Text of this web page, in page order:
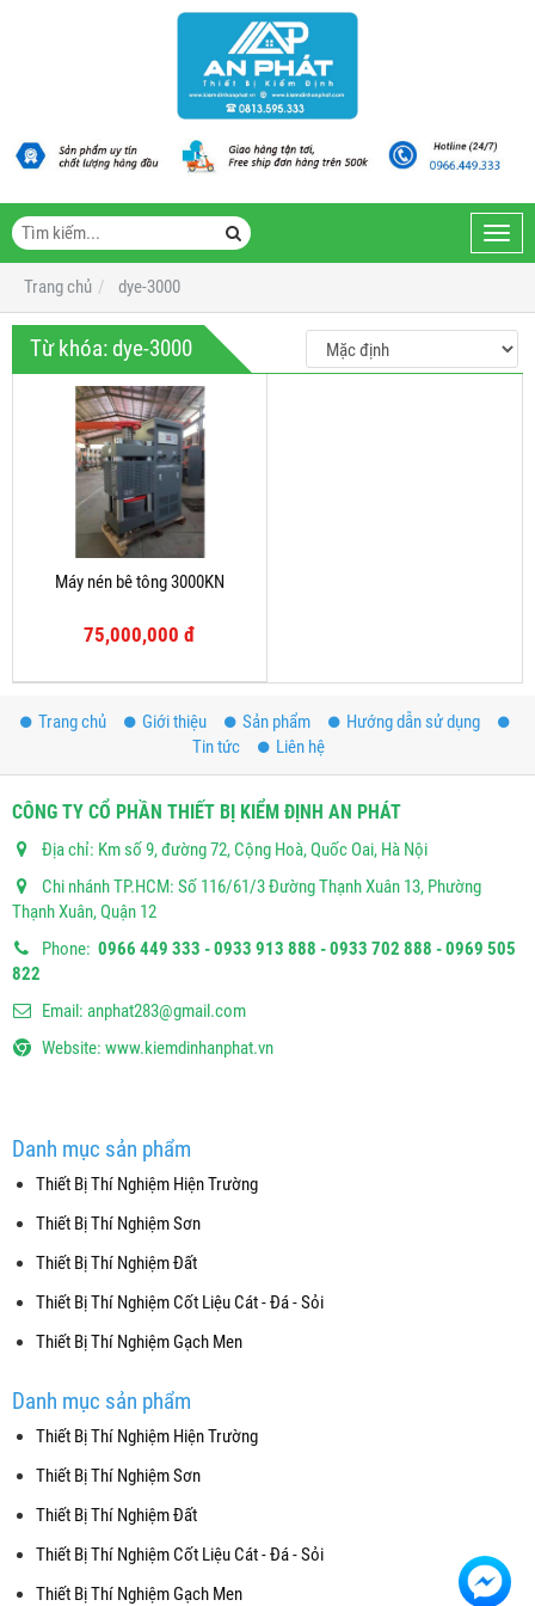
Trang chủ
dye-3000
Từ khóa: dye-3000
Máy nén bê tông 3000KN
75,000,000 đ
Trang chủ Giới thiệu Sản phẩm
Hướng dẫn sử dụng
Tin tức
Liên hệ
CÔNG TY CỔ PHẦN THIẾT BỊ KIỂM ĐỊNH AN PHÁT
Địa chỉ: Km số 9, đường 72, Cộng Hoà, Quốc Oai, Hà Nội
Chi nhánh TP.HCM: Số 116/61/3 Đường Thạnh Xuân 13, Phường
Thạnh Xuân, Quận 12
Phone: 0966 449 333 - 0933 913 888 - 0933 702 888 - 0969 505
822
Email: anphat283@gmail.com
Website: www.kiemdinhanphat.vn
Danh mục sản phẩm
Thiết Bị Thí Nghiệm Hiện Trường
Thiết Bị Thí Nghiệm Sơn
Thiết Bị Thí Nghiệm Đất
Thiết Bị Thí Nghiệm Cốt Liệu Cát - Đá - Sỏi
Thiết Bị Thí Nghiệm Gạch Men
Danh mục sản phẩm
Thiết Bị Thí Nghiệm Hiện Trường
Thiết Bị Thí Nghiệm Sơn
Thiết Bị Thí Nghiệm Đất
Thiết Bị Thí Nghiệm Cốt Liệu Cát - Đá - Sỏi
Thiết Bị Thí Nghiệm Gạch Men